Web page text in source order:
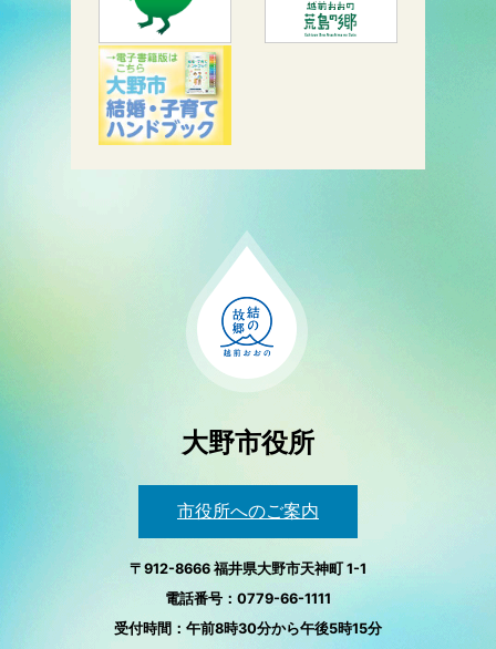
大野市役所
市役所へのご案内
〒912-8666 福井県大野市天神町 1-1
電話番号：0779-66-1111
受付時間：午前8時30分から午後5時15分